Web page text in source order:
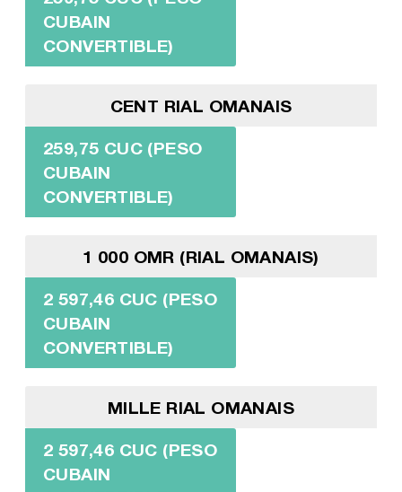
CUBAIN
CONVERTIBLE)
CENT RIAL OMANAIS
259,75 CUC (PESO
CUBAIN
CONVERTIBLE)
1 000 OMR (RIAL OMANAIS)
2 597,46 CUC (PESO
CUBAIN
CONVERTIBLE)
MILLE RIAL OMANAIS
2 597,46 CUC (PESO
CUBAIN